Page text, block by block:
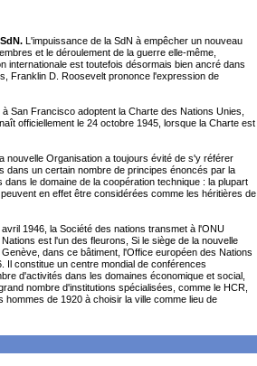
L'impuissance de la SdN à empêcher un nouveau
et le déroulement de la guerre elle-même,
internationale est toutefois désormais bien ancré dans
Franklin D. Roosevelt prononce l'expression de
San Francisco adoptent la Charte des Nations Unies,
officiellement le 24 octobre 1945, lorsque la Charte est
nouvelle Organisation a toujours évité de s'y référer
dans un certain nombre de principes énoncés par la
le domaine de la coopération technique : la plupart
en effet être considérées comme les héritières de
1946, la Société des nations transmet à l'ONU
est l'un des fleurons, Si le siège de la nouvelle
dans ce bâtiment, l'Office européen des Nations
Il constitue un centre mondial de conférences
d'activités dans les domaines économique et social,
nombre d'institutions spécialisées, comme le HCR,
de 1920 à choisir la ville comme lieu de